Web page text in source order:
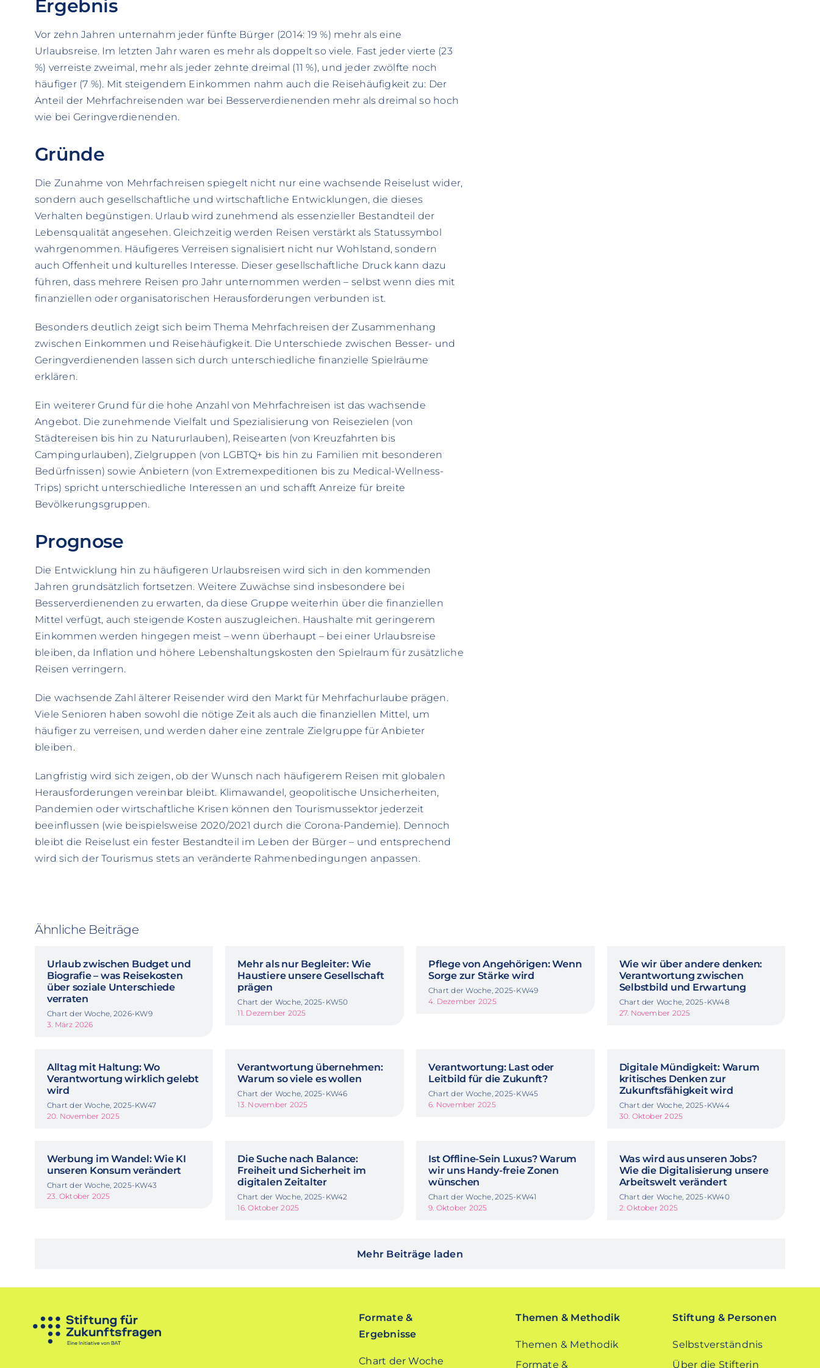
Ergebnis
Vor zehn Jahren unternahm jeder fünfte Bürger (2014: 19 %) mehr als eine
Urlaubsreise. Im letzten Jahr waren es mehr als doppelt so viele. Fast jeder vierte (23
%) verreiste zweimal, mehr als jeder zehnte dreimal (11 %), und jeder zwölfte noch
häufiger (7 %). Mit steigendem Einkommen nahm auch die Reisehäufigkeit zu: Der
Anteil der Mehrfachreisenden war bei Besserverdienenden mehr als dreimal so hoch
wie bei Geringverdienenden.
Gründe
Die Zunahme von Mehrfachreisen spiegelt nicht nur eine wachsende Reiselust wider,
sondern auch gesellschaftliche und wirtschaftliche Entwicklungen, die dieses
Verhalten begünstigen. Urlaub wird zunehmend als essenzieller Bestandteil der
Lebensqualität angesehen. Gleichzeitig werden Reisen verstärkt als Statussymbol
wahrgenommen. Häufigeres Verreisen signalisiert nicht nur Wohlstand, sondern
auch Offenheit und kulturelles Interesse. Dieser gesellschaftliche Druck kann dazu
führen, dass mehrere Reisen pro Jahr unternommen werden – selbst wenn dies mit
finanziellen oder organisatorischen Herausforderungen verbunden ist.
Besonders deutlich zeigt sich beim Thema Mehrfachreisen der Zusammenhang
zwischen Einkommen und Reisehäufigkeit. Die Unterschiede zwischen Besser- und
Geringverdienenden lassen sich durch unterschiedliche finanzielle Spielräume
erklären.
Ein weiterer Grund für die hohe Anzahl von Mehrfachreisen ist das wachsende
Angebot. Die zunehmende Vielfalt und Spezialisierung von Reisezielen (von
Städtereisen bis hin zu Natururlauben), Reisearten (von Kreuzfahrten bis
Campingurlauben), Zielgruppen (von LGBTQ+ bis hin zu Familien mit besonderen
Bedürfnissen) sowie Anbietern (von Extremexpeditionen bis zu Medical-Wellness-
Trips) spricht unterschiedliche Interessen an und schafft Anreize für breite
Bevölkerungsgruppen.
Prognose
Die Entwicklung hin zu häufigeren Urlaubsreisen wird sich in den kommenden
Jahren grundsätzlich fortsetzen. Weitere Zuwächse sind insbesondere bei
Besserverdienenden zu erwarten, da diese Gruppe weiterhin über die finanziellen
Mittel verfügt, auch steigende Kosten auszugleichen. Haushalte mit geringerem
Einkommen werden hingegen meist – wenn überhaupt – bei einer Urlaubsreise
bleiben, da Inflation und höhere Lebenshaltungskosten den Spielraum für zusätzliche
Reisen verringern.
Die wachsende Zahl älterer Reisender wird den Markt für Mehrfachurlaube prägen.
Viele Senioren haben sowohl die nötige Zeit als auch die finanziellen Mittel, um
häufiger zu verreisen, und werden daher eine zentrale Zielgruppe für Anbieter
bleiben.
Langfristig wird sich zeigen, ob der Wunsch nach häufigerem Reisen mit globalen
Herausforderungen vereinbar bleibt. Klimawandel, geopolitische Unsicherheiten,
Pandemien oder wirtschaftliche Krisen können den Tourismussektor jederzeit
beeinflussen (wie beispielsweise 2020/2021 durch die Corona-Pandemie). Dennoch
bleibt die Reiselust ein fester Bestandteil im Leben der Bürger – und entsprechend
wird sich der Tourismus stets an veränderte Rahmenbedingungen anpassen.
Ähnliche Beiträge
Urlaub zwischen Budget und
Biografie – was Reisekosten
über soziale Unterschiede
verraten
Chart der Woche, 2026-KW9
3. März 2026
Mehr als nur Begleiter: Wie
Haustiere unsere Gesellschaft
prägen
Chart der Woche, 2025-KW50
11. Dezember 2025
Pflege von Angehörigen: Wenn
Sorge zur Stärke wird
Chart der Woche, 2025-KW49
4. Dezember 2025
Wie wir über andere denken:
Verantwortung zwischen
Selbstbild und Erwartung
Chart der Woche, 2025-KW48
27. November 2025
Alltag mit Haltung: Wo
Verantwortung wirklich gelebt
wird
Chart der Woche, 2025-KW47
20. November 2025
Verantwortung übernehmen:
Warum so viele es wollen
Chart der Woche, 2025-KW46
13. November 2025
Verantwortung: Last oder
Leitbild für die Zukunft?
Chart der Woche, 2025-KW45
6. November 2025
Digitale Mündigkeit: Warum
kritisches Denken zur
Zukunftsfähigkeit wird
Chart der Woche, 2025-KW44
30. Oktober 2025
Werbung im Wandel: Wie KI
unseren Konsum verändert
Chart der Woche, 2025-KW43
23. Oktober 2025
Die Suche nach Balance:
Freiheit und Sicherheit im
digitalen Zeitalter
Chart der Woche, 2025-KW42
16. Oktober 2025
Ist Offline-Sein Luxus? Warum
wir uns Handy-freie Zonen
wünschen
Chart der Woche, 2025-KW41
9. Oktober 2025
Was wird aus unseren Jobs?
Wie die Digitalisierung unsere
Arbeitswelt verändert
Chart der Woche, 2025-KW40
2. Oktober 2025
Mehr Beiträge laden
Formate &
Ergebnisse
Chart der Woche
Themen & Methodik
Themen & Methodik
Formate &
Stiftung & Personen
Selbstverständnis
Über die Stifterin